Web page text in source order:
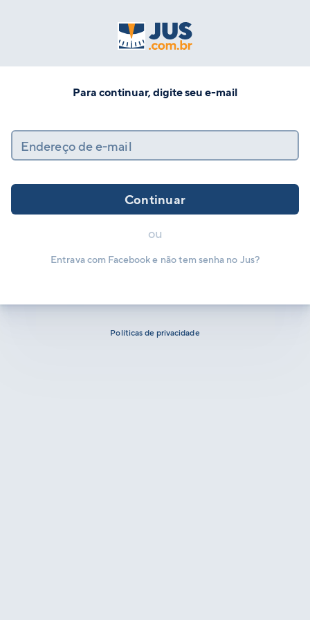
Para continuar, digite seu e-mail
Endereço de e-mail
Continuar
ou
Entrava com Facebook e não tem senha no Jus?
Políticas de privacidade